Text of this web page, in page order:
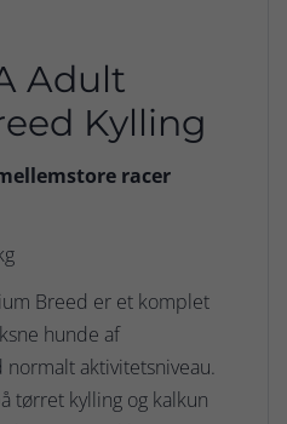
Adult
Kylling
racer
Breed er et komplet
hunde af
aktivitetsniveau.
tørret kylling og kalkun